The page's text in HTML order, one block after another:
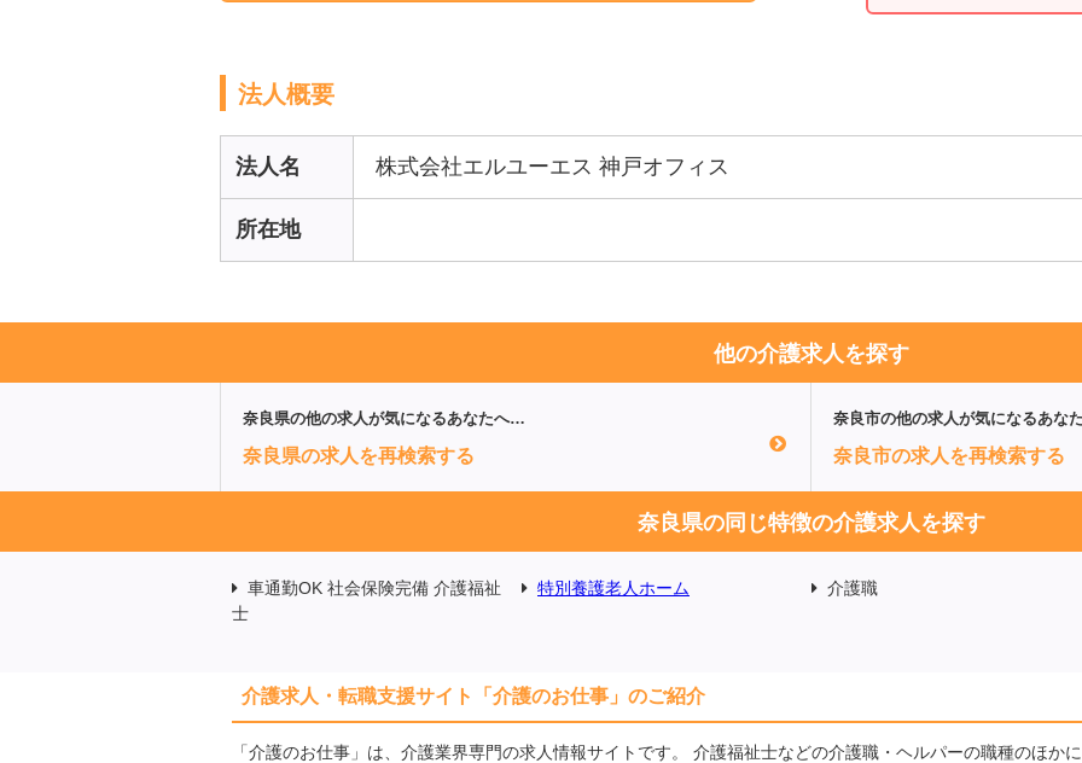
法人概要
法人名 株式会社エルユーエス 神戸オフィス
所在地
他の介護求人を探す
奈良県の他の求人が気になるあなたへ…
奈良県の求人を再検索する
奈良市の他の求人が気になるあな
奈良市の求人を再検索する
奈良県の同じ特徴の介護求人を探す
車通勤OK 社会保険完備 介護福祉
士
特別養護老人ホーム 介護職
介護求人・転職支援サイト「介護のお仕事」のご紹介
「介護のお仕事」は、介護業界専門の求人情報サイトです。 介護福祉士などの介護職・ヘルパーの職種のほか